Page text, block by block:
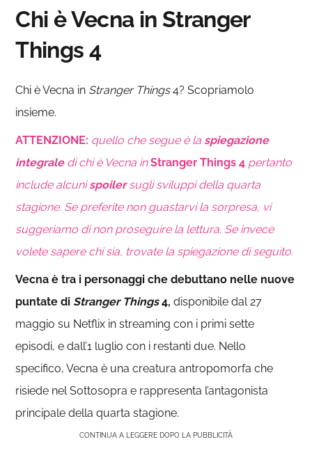
Chi è Vecna in Stranger
Things 4
Chi è Vecna in Stranger Things4? Scopriamolo
insieme.
ATTENZIONE: quello che segue è laspiegazione
integraledi chi è Vecna inStranger Things 4 pertanto
include alcunispoilersugli sviluppi della quarta
stagione. Se preferite non guastarvi la sorpresa, vi
suggeriamo di non proseguire la lettura. Se invece
volete sapere chi sia, trovate la spiegazione di seguito.
Vecna è tra i personaggi che debuttano nelle nuove
puntate di Stranger Things4,disponibile dal 27
maggio su Netflix in streaming con i primi sette
episodi, e dall’1 luglio con i restanti due. Nello
specifico, Vecna è una creatura antropomorfa che
risiede nel Sottosopra e rappresenta l’antagonista
principale della quarta stagione.
CONTINUA A LEGGERE DOPO LA PUBBLICITÀ